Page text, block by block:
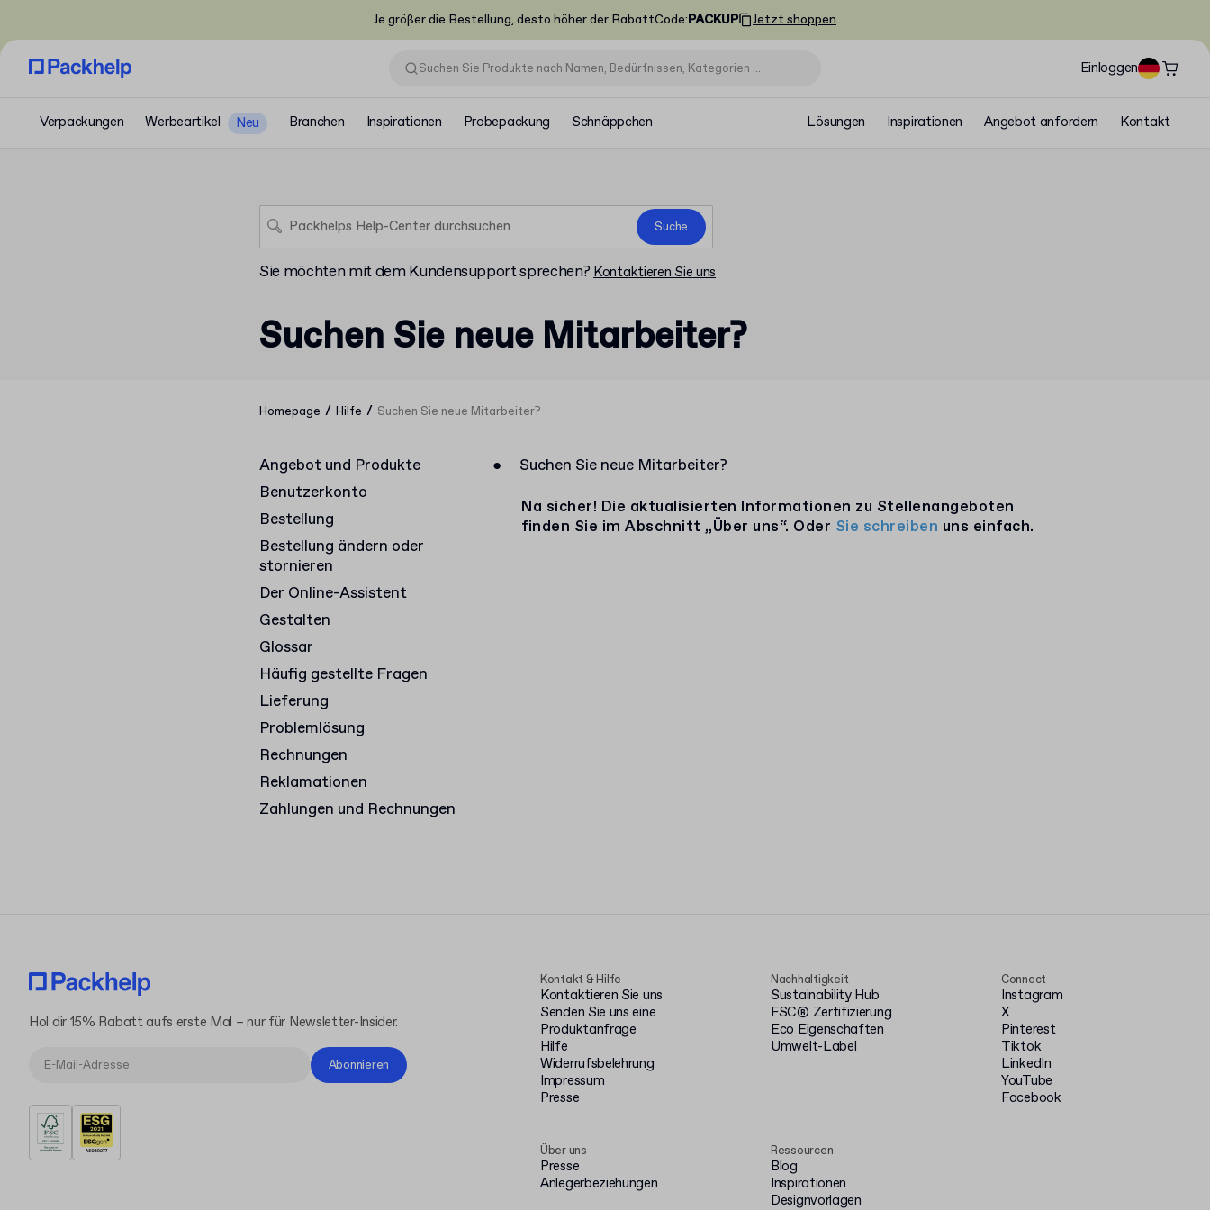
Je größer die Bestellung, desto höher der RabattCode:PACKUP Jetzt shoppen
Einloggen
Verpackungen Werbeartikel Neu Branchen Inspirationen Probepackung Schnäppchen Lösungen Inspirationen Angebot anfordern Kontakt
Suche
Sie möchten mit dem Kundensupport sprechen? Kontaktieren Sie uns
Suchen Sie neue Mitarbeiter?
Homepage / Hilfe / Suchen Sie neue Mitarbeiter?
Angebot und Produkte
Benutzerkonto
Bestellung
Bestellung ändern oder
stornieren
Der Online-Assistent
Gestalten
Glossar
Häufig gestellte Fragen
Lieferung
Problemlösung
Rechnungen
Reklamationen
Zahlungen und Rechnungen
●
Suchen Sie neue Mitarbeiter?
Na sicher! Die aktualisierten Informationen zu Stellenangeboten
finden Sie im Abschnitt „Über uns“. Oder Sie schreiben uns einfach.
Kontakt & Hilfe
Kontaktieren Sie uns
Senden Sie uns eine
Produktanfrage
Hilfe
Widerrufsbelehrung
Impressum
Presse
Über uns
Presse
Anlegerbeziehungen
Nachhaltigkeit
Sustainability Hub
FSC® Zertifizierung
Eco Eigenschaften
Umwelt-Label
Ressourcen
Blog
Inspirationen
Designvorlagen
Connect
Instagram
X
Pinterest
Tiktok
LinkedIn
YouTube
Facebook
Hol dir 15% Rabatt aufs erste Mal – nur für Newsletter-Insider.
Abonnieren